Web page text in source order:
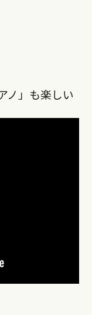
ノ」も楽しい